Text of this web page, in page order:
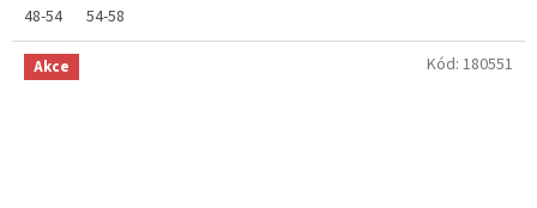
48-54 54-58
Akce Kód: 180551